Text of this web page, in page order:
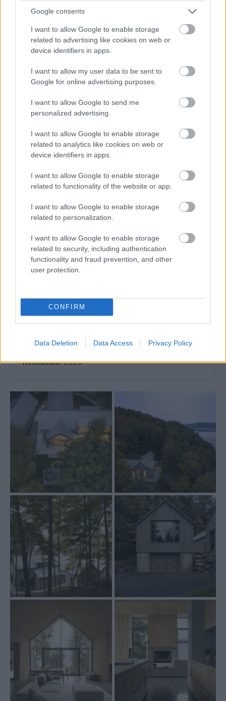
Google consents
I want to allow Google to enable storage
related to advertising like cookies on web or
device identifiers in apps.
I want to allow my user data to be sent to
Google for online advertising purposes.
I want to allow Google to send me
personalized advertising.
I want to allow Google to enable storage
related to analytics like cookies on web or
device identifiers in apps.
I want to allow Google to enable storage
related to functionality of the website or app.
I want to allow Google to enable storage
related to personalization.
I want to allow Google to enable storage
related to security, including authentication
functionality and fraud prevention, and other
user protection.
CONFIRM
Data Deletion Data Access Privacy Policy
Kúpanie si domáci môžu užiť aj v čase, keď je voda v jazere príliš
studená či nebezpečná. Zdroj: Maxime Brouillet
Viac fotografií nájdete pod článkom v galérii.
Architekti:Matière Première Architecture
Lokalita:Ogden, Eastern Townships, Quebec,
Rozloha:418 m
Realizácia:2023